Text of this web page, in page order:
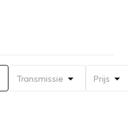
Transmissie Prijs